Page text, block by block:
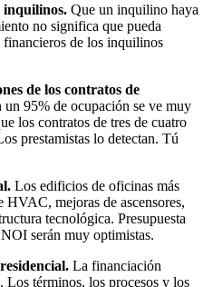
inquilinos. Que un inquilino haya
no significa que pueda
financieros de los inquilinos
de los contratos de
95% de ocupación se ve muy
los contratos de tres de cuatro
prestamistas lo detectan. Tú
Los edificios de oficinas más
HVAC, mejoras de ascensores,
tecnológica. Presupuesta
serán muy optimistas.
La financiación
Los términos, los procesos y los